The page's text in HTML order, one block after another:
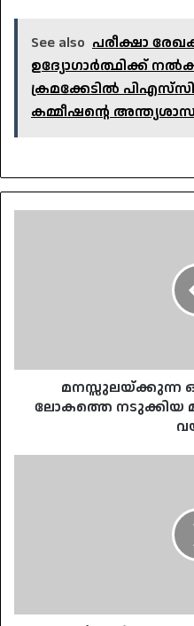
See also പരീക്ഷാ
ഉദ്യോഗാർത്ഥിക്ക്
ക്രമക്കേടിൽ
കമ്മീഷന്റെ
വയസ്സ്
മനസ്സുലയ്ക്കുന്ന
ലോകത്തെ നടുക്കിയ